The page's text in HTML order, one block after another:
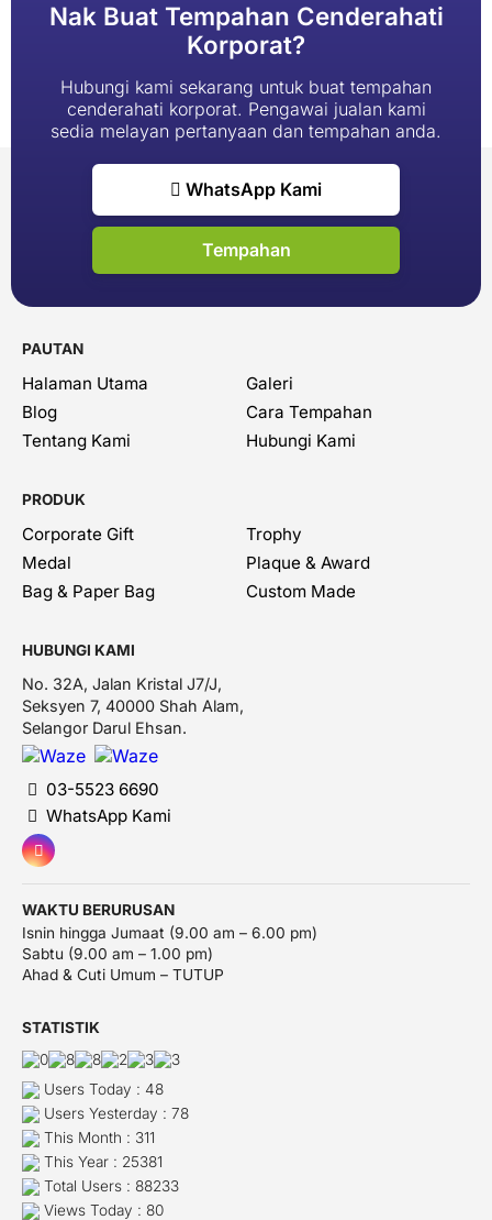
Nak Buat Tempahan Cenderahati
Korporat?
Hubungi kami sekarang untuk buat tempahan
cenderahati korporat. Pengawai jualan kami
sedia melayan pertanyaan dan tempahan anda.
WhatsApp Kami
Tempahan
PAUTAN
Halaman Utama
Galeri
Blog
Cara Tempahan
Tentang Kami
Hubungi Kami
PRODUK
Corporate Gift
Trophy
Medal
Plaque & Award
Bag & Paper Bag
Custom Made
HUBUNGI KAMI
No. 32A, Jalan Kristal J7/J,
Seksyen 7, 40000 Shah Alam,
Selangor Darul Ehsan.
03-5523 6690
WhatsApp Kami
WAKTU BERURUSAN
Isnin hingga Jumaat (9.00 am – 6.00 pm)
Sabtu (9.00 am – 1.00 pm)
Ahad & Cuti Umum – TUTUP
STATISTIK
Users Today : 48
Users Yesterday : 78
This Month : 311
This Year : 25381
Total Users : 88233
Views Today : 80